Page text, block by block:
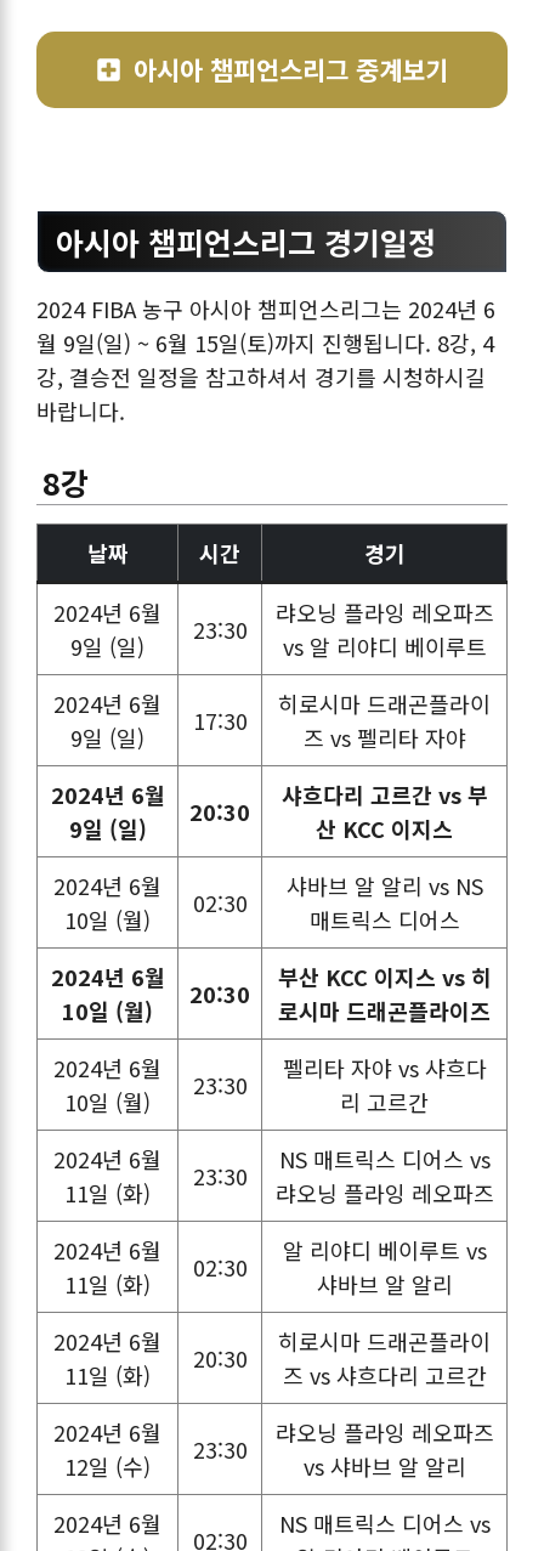
아시아 챔피언스리그 중계보기
아시아 챔피언스리그 경기일정
2024 FIBA 농구 아시아 챔피언스리그는 2024년 6
월 9일(일) ~ 6월 15일(토)까지 진행됩니다. 8강, 4
강, 결승전 일정을 참고하셔서 경기를 시청하시길
바랍니다.
8강
날짜 시간
경기
2024년 6월
9일 (일)
23:30
랴오닝 플라잉 레오파즈
vs 알 리야디 베이루트
2024년 6월
9일 (일)
17:30
히로시마 드래곤플라이
즈 vs 펠리타 자야
2024년 6월
9일 (일)
20:30
샤흐다리 고르간 vs 부
산 KCC 이지스
2024년 6월
10일 (월)
02:30
샤바브 알 알리 vs NS
매트릭스 디어스
2024년 6월
10일 (월)
20:30
부산 KCC 이지스 vs 히
로시마 드래곤플라이즈
2024년 6월
10일 (월)
23:30
펠리타 자야 vs 샤흐다
리 고르간
2024년 6월
11일 (화)
23:30
NS 매트릭스 디어스 vs
랴오닝 플라잉 레오파즈
2024년 6월
11일 (화)
02:30
알 리야디 베이루트 vs
샤바브 알 알리
2024년 6월
11일 (화)
20:30
히로시마 드래곤플라이
즈 vs 샤흐다리 고르간
2024년 6월
12일 (수)
23:30
랴오닝 플라잉 레오파즈
vs 샤바브 알 알리
2024년 6월
02:30
NS 매트릭스 디어스 vs